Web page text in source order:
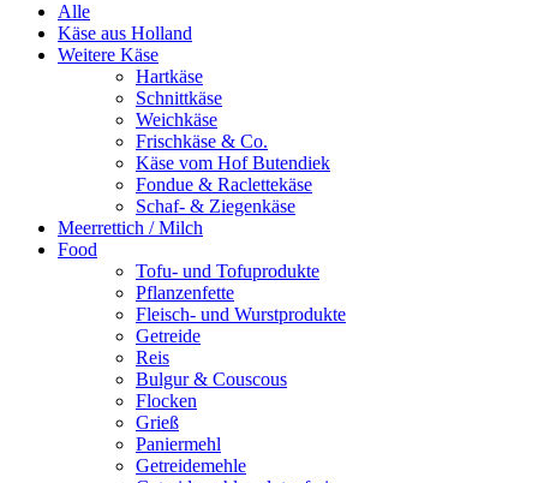
Alle
Käse aus Holland
Weitere Käse
Hartkäse
Schnittkäse
Weichkäse
Frischkäse & Co.
Käse vom Hof Butendiek
Fondue & Raclettekäse
Schaf- & Ziegenkäse
Meerrettich / Milch
Food
Tofu- und Tofuprodukte
Pflanzenfette
Fleisch- und Wurstprodukte
Getreide
Reis
Bulgur & Couscous
Flocken
Grieß
Paniermehl
Getreidemehle